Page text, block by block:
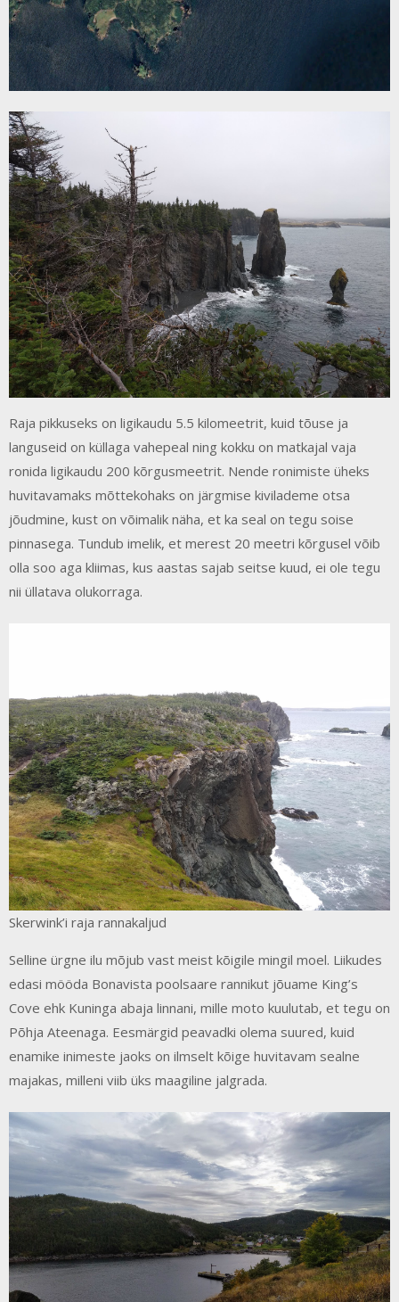
Raja pikkuseks on ligikaudu 5.5 kilomeetrit, kuid tõuse ja
languseid on küllaga vahepeal ning kokku on matkajal vaja
ronida ligikaudu 200 kõrgusmeetrit. Nende ronimiste üheks
huvitavamaks mõttekohaks on järgmise kivilademe otsa
jõudmine, kust on võimalik näha, et ka seal on tegu soise
pinnasega. Tundub imelik, et merest 20 meetri kõrgusel võib
olla soo aga kliimas, kus aastas sajab seitse kuud, ei ole tegu
nii üllatava olukorraga.
Skerwink’i raja rannakaljud
Selline ürgne ilu mõjub vast meist kõigile mingil moel. Liikudes
edasi mööda Bonavista poolsaare rannikut jõuame King’s
Cove ehk Kuninga abaja linnani, mille moto kuulutab, et tegu on
Põhja Ateenaga. Eesmärgid peavadki olema suured, kuid
enamike inimeste jaoks on ilmselt kõige huvitavam sealne
majakas, milleni viib üks maagiline jalgrada.